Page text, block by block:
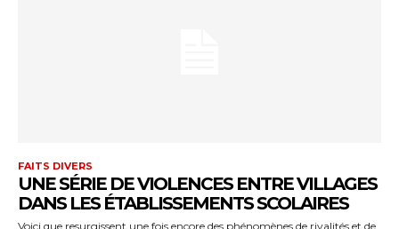
FAITS DIVERS
UNE SÉRIE DE VIOLENCES ENTRE VILLAGES
DANS LES ÉTABLISSEMENTS SCOLAIRES
Voici que resurgissent une fois encore des phénomènes de rivalités et de